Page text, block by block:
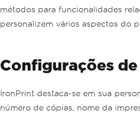
métodos para funcionalidades
personalizem vários aspectos do
Configurações
IronPrint destaca-se em sua
número de cópias, nome da